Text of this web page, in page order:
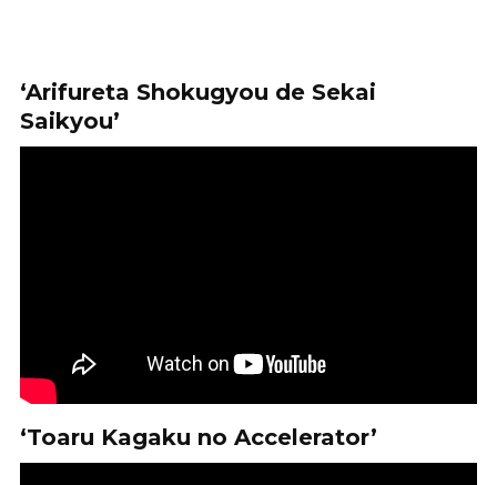
‘Arifureta Shokugyou de Sekai
Saikyou’
‘Toaru Kagaku no Accelerator’